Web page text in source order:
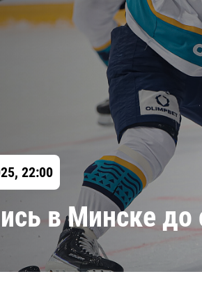
Локомотив
Северсталь
Амур
Барыс
22:00
в Минске до